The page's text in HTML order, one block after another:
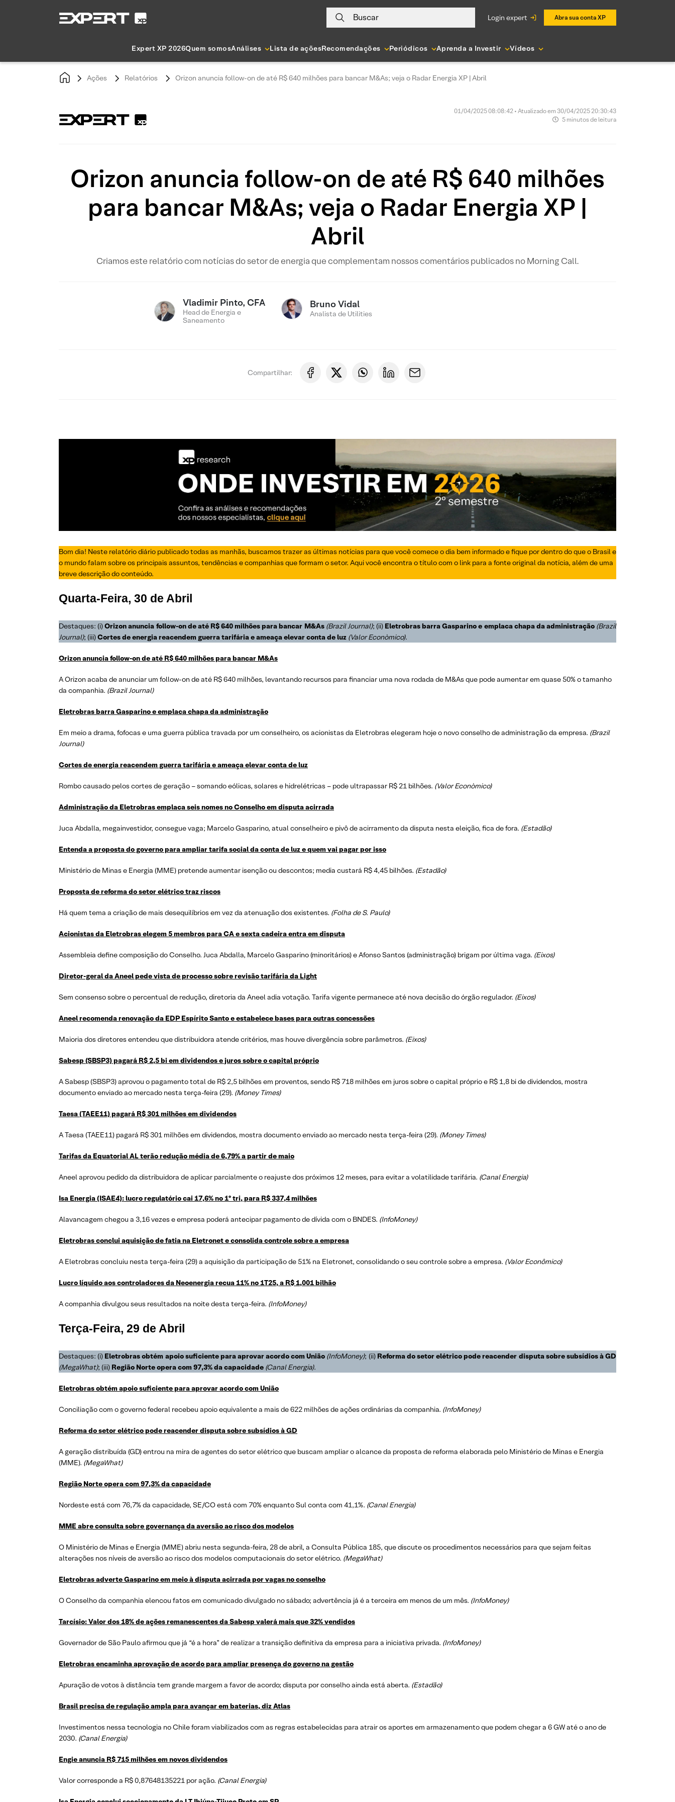
Buscar login expert Abra sua conta XP
Expert XP 2026Quem somosAnálises Lista de açõesRecomendações Periódicos Aprenda a Investir Vídeos
Ações Relatórios Orizon anuncia follow-on de até R$ 640 milhões para bancar M&As; veja o Radar Energia XP | Abril
01/04/2025 08:08:42 • Atualizado em 30/04/2025 20:30:43
5 minutos de leitura
Orizon anuncia follow-on de até R$ 640 milhões
para bancar M&As; veja o Radar Energia XP |
Abril
Criamos este relatório com notícias do setor de energia que complementam nossos comentários publicados no Morning Call.
Vladimir Pinto, CFA
Head de Energia e
Saneamento
Bruno Vidal
Analista de Utilities
Compartilhar:
Bom dia! Neste relatório diário publicado todas as manhãs, buscamos trazer as últimas notícias para que você comece o dia bem informado e fique por dentro do que o Brasil e
o mundo falam sobre os principais assuntos, tendências e companhias que formam o setor. Aqui você encontra o título com o link para a fonte original da notícia, além de uma
breve descrição do conteúdo.
Quarta-Feira, 30 de Abril
Destaques: (i)Orizon anuncia follow-on de até R$ 640 milhões para bancar M&As (Brazil Journal); (ii) Eletrobras barra Gasparino e emplaca chapa da administração (Brazil
Journal); (iii)Cortes de energia reacendem guerra tarifária e ameaça elevar conta de luz (Valor Econòmico).
Orizon anuncia follow-on de até R$ 640 milhões para bancar M&As
A Orizon acaba de anunciar um follow-on de até R$ 640 milhões, levantando recursos para financiar uma nova rodada de M&As que pode aumentar em quase 50% o tamanho
da companhia. (Brazil Journal)
Eletrobras barra Gasparino e emplaca chapa da administração
Em meio a drama, fofocas e uma guerra pública travada por um conselheiro, os acionistas da Eletrobras elegeram hoje o novo conselho de administração da empresa. (Brazil
Journal)
Cortes de energia reacendem guerra tarifária e ameaça elevar conta de luz
Rombo causado pelos cortes de geração – somando eólicas, solares e hidrelétricas – pode ultrapassar R$ 21 bilhões. (Valor Econòmico)
Administração da Eletrobras emplaca seis nomes no Conselho em disputa acirrada
Juca Abdalla, megainvestidor, consegue vaga; Marcelo Gasparino, atual conselheiro e pivô de acirramento da disputa nesta eleição, fica de fora. (Estadão)
Entenda a proposta do governo para ampliar tarifa social da conta de luz e quem vai pagar por isso
Ministério de Minas e Energia (MME) pretende aumentar isenção ou descontos; media custará R$ 4,45 bilhões. (Estadão)
Proposta de reforma do setor elétrico traz riscos
Há quem tema a criação de mais desequilíbrios em vez da atenuação dos existentes. (Folha de S. Paulo)
Acionistas da Eletrobras elegem 5 membros para CA e sexta cadeira entra em disputa
Assembleia define composição do Conselho. Juca Abdalla, Marcelo Gasparino (minoritários) e Afonso Santos (administração) brigam por última vaga. (Eixos)
Diretor-geral da Aneel pede vista de processo sobre revisão tarifária da Light
Sem consenso sobre o percentual de redução, diretoria da Aneel adia votação. Tarifa vigente permanece até nova decisão do órgão regulador. (Eixos)
Aneel recomenda renovação da EDP Espírito Santo e estabelece bases para outras concessões
Maioria dos diretores entendeu que distribuidora atende critérios, mas houve divergência sobre parâmetros. (Eixos)
Sabesp (SBSP3) pagará R$ 2,5 bi em dividendos e juros sobre o capital próprio
A Sabesp (SBSP3) aprovou o pagamento total de R$ 2,5 bilhões em proventos, sendo R$ 718 milhões em juros sobre o capital próprio e R$ 1,8 bi de dividendos, mostra
documento enviado ao mercado nesta terça-feira (29). (Money Times)
Taesa (TAEE11) pagará R$ 301 milhões em dividendos
A Taesa (TAEE11) pagará R$ 301 milhões em dividendos, mostra documento enviado ao mercado nesta terça-feira (29). (Money Times)
Tarifas da Equatorial AL terão redução média de 6,79% a partir de maio
Aneel aprovou pedido da distribuidora de aplicar parcialmente o reajuste dos próximos 12 meses, para evitar a volatilidade tarifária. (Canal Energia)
Isa Energia (ISAE4): lucro regulatório cai 17,6% no 1º tri, para R$ 337,4 milhões
Alavancagem chegou a 3,16 vezes e empresa poderá antecipar pagamento de dívida com o BNDES. (InfoMoney)
Eletrobras conclui aquisição de fatia na Eletronet e consolida controle sobre a empresa
A Eletrobras concluiu nesta terça-feira (29) a aquisição da participação de 51% na Eletronet, consolidando o seu controle sobre a empresa. (Valor Econômico)
Lucro líquido aos controladores da Neoenergia recua 11% no 1T25, a R$ 1,001 bilhão
A companhia divulgou seus resultados na noite desta terça-feira. (InfoMoney)
Terça-Feira, 29 de Abril
Destaques: (i) Eletrobras obtém apoio suficiente para aprovar acordo com União (InfoMoney); (ii) Reforma do setor elétrico pode reacender disputa sobre subsídios à GD
(MegaWhat); (iii) Região Norte opera com 97,3% da capacidade (Canal Energia).
Eletrobras obtém apoio suficiente para aprovar acordo com União
Conciliação com o governo federal recebeu apoio equivalente a mais de 622 milhões de ações ordinárias da companhia. (InfoMoney)
Reforma do setor elétrico pode reacender disputa sobre subsídios à GD
A geração distribuída (GD) entrou na mira de agentes do setor elétrico que buscam ampliar o alcance da proposta de reforma elaborada pelo Ministério de Minas e Energia
(MME). (MegaWhat)
Região Norte opera com 97,3% da capacidade
Nordeste está com 76,7% da capacidade, SE/CO está com 70% enquanto Sul conta com 41,1%. (Canal Energia)
MME abre consulta sobre governança da aversão ao risco dos modelos
O Ministério de Minas e Energia (MME) abriu nesta segunda-feira, 28 de abril, a Consulta Pública 185, que discute os procedimentos necessários para que sejam feitas
alterações nos níveis de aversão ao risco dos modelos computacionais do setor elétrico. (MegaWhat)
Eletrobras adverte Gasparino em meio à disputa acirrada por vagas no conselho
O Conselho da companhia elencou fatos em comunicado divulgado no sábado; advertência já é a terceira em menos de um mês. (InfoMoney)
Tarcísio: Valor dos 18% de ações remanescentes da Sabesp valerá mais que 32% vendidos
Governador de São Paulo afirmou que já “é a hora” de realizar a transição definitiva da empresa para a iniciativa privada. (InfoMoney)
Eletrobras encaminha aprovação de acordo para ampliar presença do governo na gestão
Apuração de votos à distância tem grande margem a favor de acordo; disputa por conselho ainda está aberta. (Estadão)
Brasil precisa de regulação ampla para avançar em baterias, diz Atlas
Investimentos nessa tecnologia no Chile foram viabilizados com as regras estabelecidas para atrair os aportes em armazenamento que podem chegar a 6 GW até o ano de
2030. (Canal Energia)
Engie anuncia R$ 715 milhões em novos dividendos
Valor corresponde a R$ 0,87648135221 por ação. (Canal Energia)